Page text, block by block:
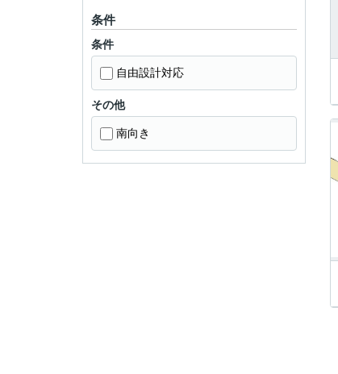
条件
条件
自由設計対応
その他
南向き